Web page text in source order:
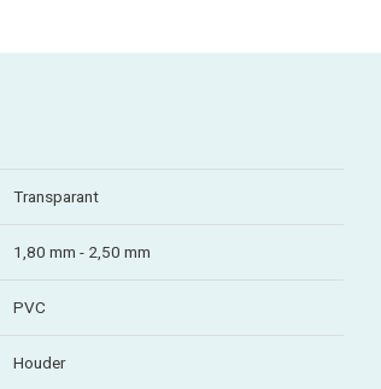
Transparant
1,80 mm - 2,50 mm
PVC
Houder